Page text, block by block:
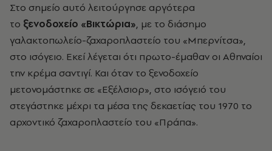
Στο σημείο αυτό λειτούργησε αργότερα
το ξενοδοχείο «Βικτώρια», με το διάσημο
γαλακτοπωλείο-ζαχαροπλαστείο του «Μπερνίτσα»,
στο ισόγειο. Εκεί λέγεται ότι πρωτο-έμαθαν οι Αθηναίοι
την κρέμα σαντιγί. Και όταν το ξενοδοχείο
μετονομάστηκε σε «Eξέλσιορ», στο ισόγειό του
στεγάστηκε μέχρι τα μέσα της δεκαετίας του 1970 το
αρχοντικό ζαχαροπλαστείο του «Πράπα».